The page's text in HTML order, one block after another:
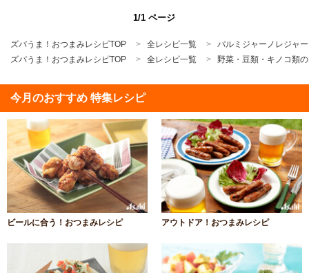
1/1 ページ
ズバうま！おつまみレシピTOP 全レシピ一覧
パルミジャーノレジャ
ズバうま！おつまみレシピTOP
全レシピ一覧 野菜・豆類・キノコ類
今月のおすすめ 特集レシピ
ビールに合う！おつまみレシピ アウトドア！おつまみレシピ